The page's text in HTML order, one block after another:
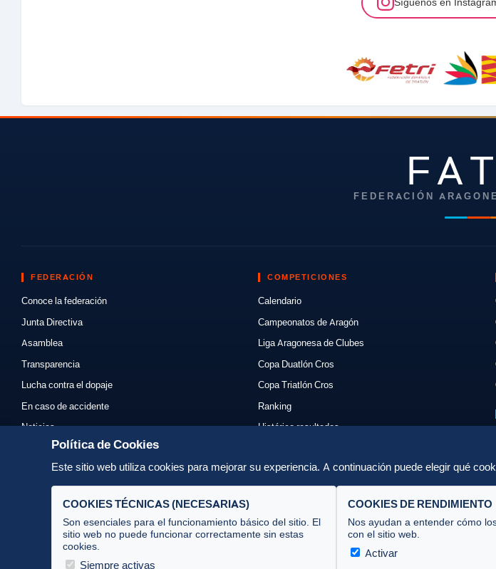
FEDERACIÓN
FEDERACIÓN
Conoce la federación
Junta Directiva
Asamblea
Transparencia
Lucha contra el dopaje
En caso de accidente
Noticias
Eventos
Enlaces
Contacto
COMPETICIONES
Calendario
Campeonatos de Aragón
Liga Aragonesa de Clubes
Copa Duatlón Cros
Copa Triatlón Cros
Ranking
Histórico resultados
Normativas
Organizadores
Política de Cookies
Este sitio web utiliza cookies para mejorar su experiencia. A continuación puede elegir qué
COOKIES TÉCNICAS (NECESARIAS)
Son esenciales para el funcionamiento básico del sitio. El
sitio web no puede funcionar correctamente sin estas
cookies.
Siempre activas
COOKIES DE RENDIMIENTO
Nos ayudan a entender cómo
con el sitio web.
Activar